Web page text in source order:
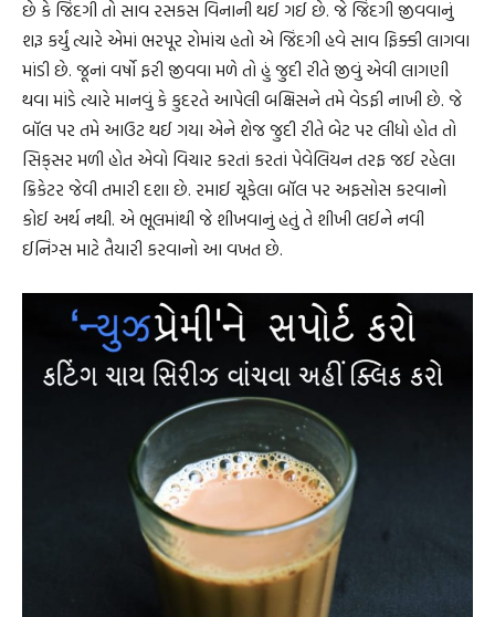
છે કે જિંદગી તો સાવ રસકસ વિનાની થઈ ગઈ છે. જે જિંદગી જીવવાનું
શરૂ કર્યું ત્યારે એમાં ભરપૂર રોમાંચ હતો એ જિંદગી હવે સાવ ફિક્કી લાગવા
માંડી છે. જૂનાં વર્ષો ફરી જીવવા મળે તો હું જુદી રીતે જીવું એવી લાગણી
થવા માંડે ત્યારે માનવું કે કુદરતે આપેલી બક્ષિસને તમે વેડફી નાખી છે. જે
બૉલ પર તમે આઉટ થઈ ગયા એને શેજ જુદી રીતે બેટ પર લીધો હોત તો
સિક્‌સર મળી હોત એવો વિચાર કરતાં કરતાં પેવેલિયન તરફ જઈ રહેલા
ક્રિકેટર જેવી તમારી દશા છે. રમાઈ ચૂકેલા બૉલ પર અફસોસ કરવાનો
કોઈ અર્થ નથી. એ ભૂલમાંથી જે શીખવાનું હતું તે શીખી લઈને નવી
ઈનિંગ્સ માટે તૈયારી કરવાનો આ વખત છે.